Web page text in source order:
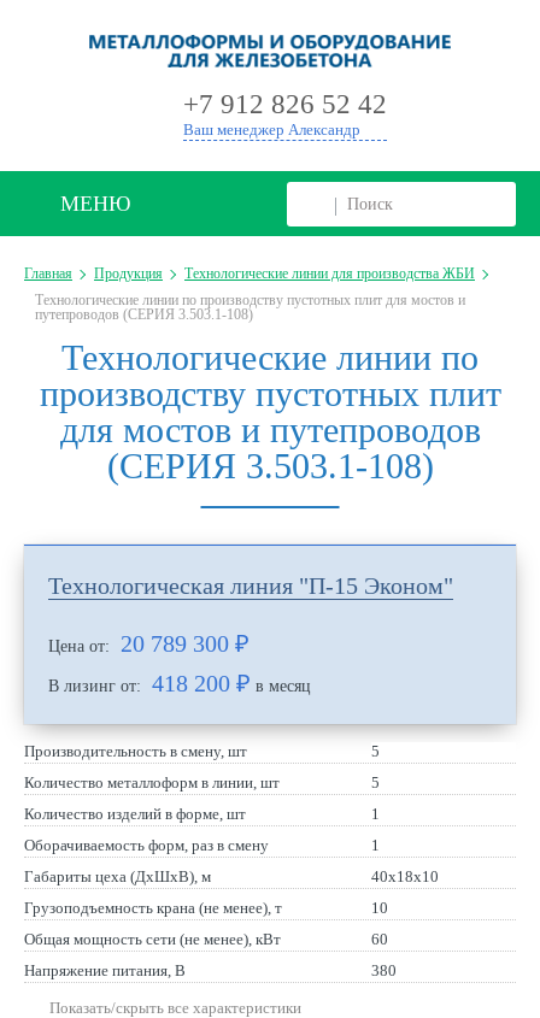
+7 912 826 52 42
Ваш менеджер Александр
МЕНЮ
Главная Продукция
Технологические линии для производства ЖБИ
Технологические линии по производству пустотных плит для мостов и
путепроводов (СЕРИЯ 3.503.1-108)
Технологические линии по
производству пустотных плит
для мостов и путепроводов
(СЕРИЯ 3.503.1-108)
Технологическая линия "П-15 Эконом"
Цена от: 20 789 300 ₽
В лизинг от: 418 200 ₽ в месяц
Производительность в смену, шт
5
Количество металлоформ в линии, шт
5
Количество изделий в форме, шт
1
Оборачиваемость форм, раз в смену
1
Габариты цеха (ДхШхВ), м
40х18х10
Грузоподъемность крана (не менее), т
10
Общая мощность сети (не менее), кВт
60
Напряжение питания, В
380
Показать/скрыть все характеристики